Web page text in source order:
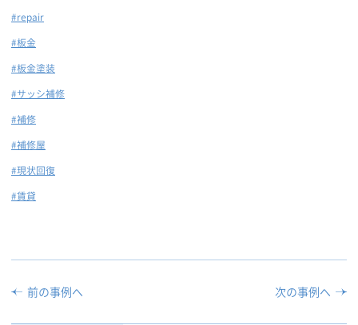
#repair
#板金
#板金塗装
#サッシ補修
#補修
#補修屋
#現状回復
#賃貸
前の事例へ 次の事例へ